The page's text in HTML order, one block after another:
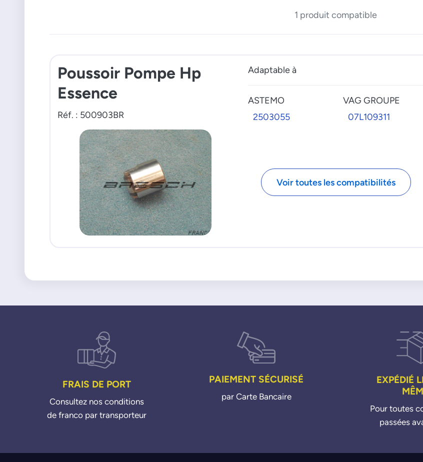
1 produit compatible
Poussoir Pompe Hp
Essence
Réf. : 500903BR
Adaptable à
ASTEMO
2503055
VAG GROUPE
07L109311
Voir toutes les compatibilités
FRAIS DE PORT
Consultez nos conditions
de franco par transporteur
PAIEMENT SÉCURISÉ
par Carte Bancaire
EXPÉDIÉ
Pour toutes
passées